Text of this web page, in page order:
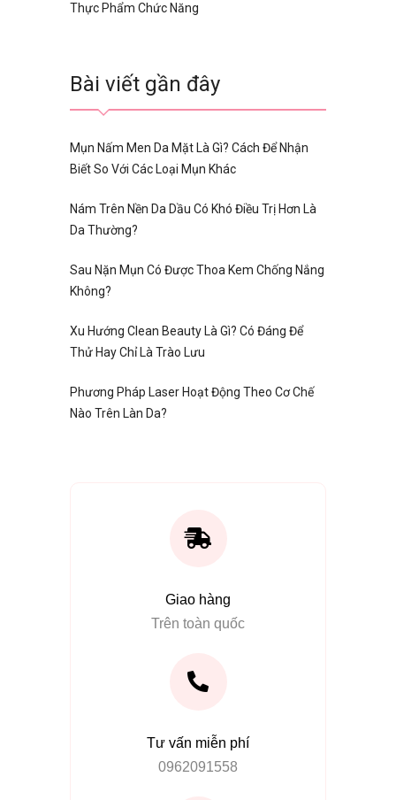
Thực Phẩm Chức Năng
Bài viết gần đây
Mụn Nấm Men Da Mặt Là Gì? Cách Để Nhận
Biết So Với Các Loại Mụn Khác
Nám Trên Nền Da Dầu Có Khó Điều Trị Hơn Là
Da Thường?
Sau Nặn Mụn Có Được Thoa Kem Chống Nắng
Không?
Xu Hướng Clean Beauty Là Gì? Có Đáng Để
Thử Hay Chỉ Là Trào Lưu
Phương Pháp Laser Hoạt Động Theo Cơ Chế
Nào Trên Làn Da?
Giao hàng
Trên toàn quốc
Tư vấn miễn phí
0962091558